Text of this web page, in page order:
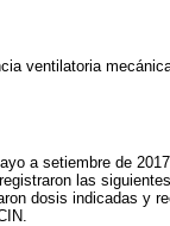
ventilatoria
a setiembre de
las
dosis indicadas y